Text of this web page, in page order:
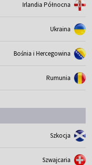
Irlandia Północna
Ukraina
Bośnia i Hercegowina
Rumunia
Szkocja
Szwajcaria